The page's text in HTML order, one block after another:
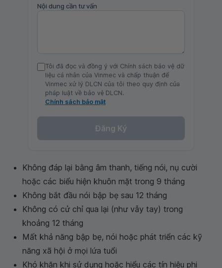
Nội dung cần tư vấn
Tôi đã đọc và đồng ý với Chính sách bảo vệ dữ
liệu cá nhân của Vinmec và chấp thuận để
Vinmec xử lý DLCN của tôi theo quy định của
pháp luật về bảo vệ DLCN.
Chính sách bảo mật
Đăng Ký
Không đáp lại bằng âm thanh, tiếng nói, nụ cười
hoặc các biểu hiện khuôn mặt trong 9 tháng
Không bắt đầu nói bập bẹ sau 12 tháng
Không có cử chỉ qua lại (như vẫy tay) trong
khoảng 12 tháng
Mất khả năng bập bẹ, nói hoặc phát triển các kỹ
năng xã hội ở mọi lứa tuổi
Khó khăn khi sử dụng hoặc hiểu các tín hiệu phi